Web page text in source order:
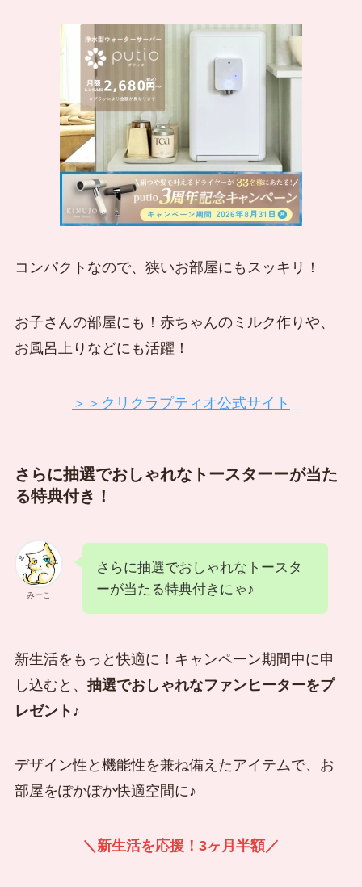
コンパクトなので、狭いお部屋にもスッキリ！
お子さんの部屋にも！赤ちゃんのミルク作りや、
お風呂上りなどにも活躍！
＞＞クリクラプティオ公式サイト
さらに抽選でおしゃれなトースターーが当た
る特典付き！
みーこ
さらに抽選でおしゃれなトースタ
ーが当たる特典付きにゃ♪
新生活をもっと快適に！キャンペーン期間中に申
し込むと、 抽選でおしゃれなファンヒーターをプ
レゼント ♪
デザイン性と機能性を兼ね備えたアイテムで、お
部屋をぽかぽか快適空間に♪
＼新生活を応援！3ヶ月半額／